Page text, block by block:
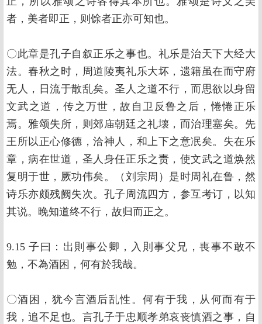
者，美者即正，则馀者正亦可知也。
〇此章是孔子自叙正乐之事也。礼乐是治天下大经大
法。春秋之时，周道陵夷礼乐大坏，遗籍虽在而守府
无人，日流于散乱矣。圣人之道不行，而思欲以身留
文武之道，传之万世，故自卫反鲁之后，惓惓正乐
焉。雅颂失所，则郊庙朝廷之礼壊，而治理塞矣。先
王所以正心修德，洽神人，和上下之意冺矣。失在乐
章，病在世道，圣人身任正乐之责，使文武之道焕然
复明于世，厥功伟矣。（刘宗周）是时周礼在鲁，然
诗乐亦颇残阙失次。孔子周流四方，参互考订，以知
其说。晚知道终不行，故归而正之。
9.15 子曰：出則事公卿，入則事父兄，喪事不敢不
勉，不為酒困，何有於我哉。
〇酒困，犹今言酒后乱性。何有于我，从何而有于
我，追不足也。言孔子于忠顺孝弟哀丧慎酒之事，自